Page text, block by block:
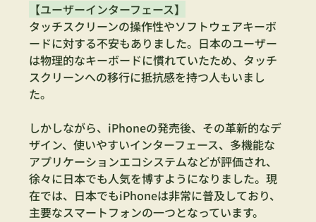
【ユーザーインターフェース】
タッチスクリーンの操作性やソフトウェアキーボ
ードに対する不安もありました。日本のユーザー
は物理的なキーボードに慣れていたため、タッチ
スクリーンへの移行に抵抗感を持つ人もいまし
た。
しかしながら、iPhoneの発売後、その革新的なデ
ザイン、使いやすいインターフェース、多機能な
アプリケーションエコシステムなどが評価され、
徐々に日本でも人気を博すようになりました。現
在では、日本でもiPhoneは非常に普及しており、
主要なスマートフォンの一つとなっています。